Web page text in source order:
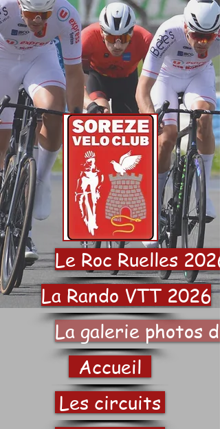
Le Roc Ruelles 2026
La Rando VTT 2026
La galerie photos
Accueil
Les circuits